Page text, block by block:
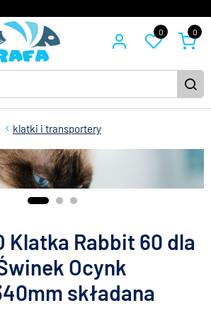
0 0
klatki i transportery
Klatka Rabbit 60 dla
Ocynk
składana